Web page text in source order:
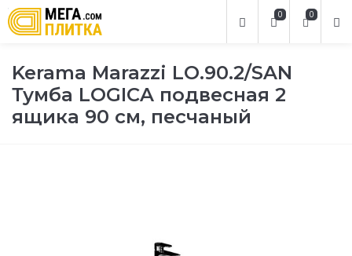
0
0
Kerama Marazzi LO.90.2/SAN
Тумба LOGICA подвесная 2
ящика 90 см, песчаный